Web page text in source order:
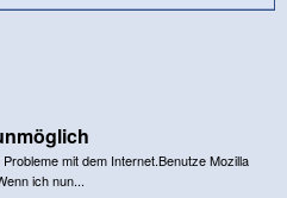
mit dem Internet.Benutze Mozilla
ich nun...